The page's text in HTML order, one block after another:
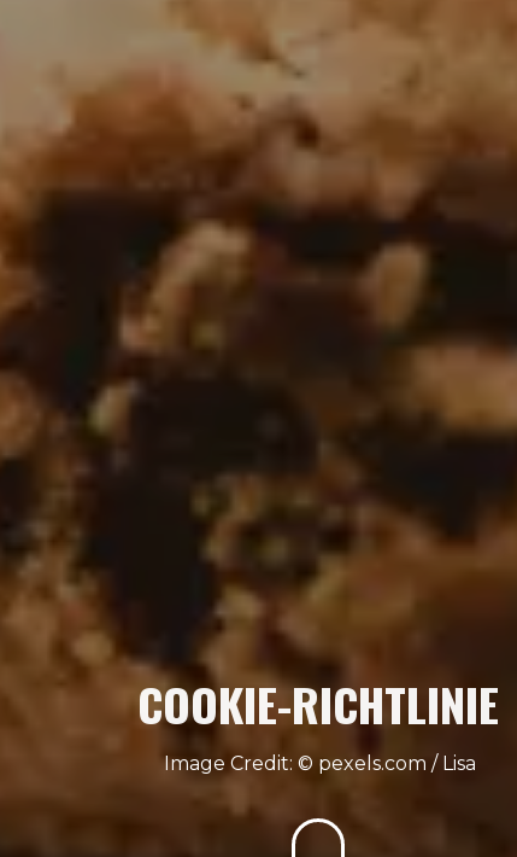
COOKIE-RICHTLINIE
pexels.com / Lisa